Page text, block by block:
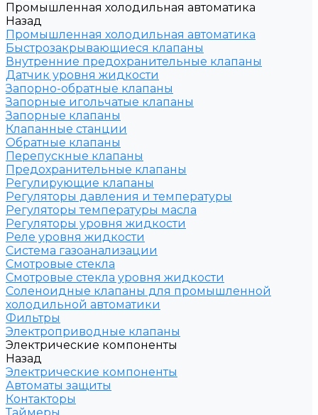
Промышленная холодильная автоматика
Назад
Промышленная холодильная автоматика
Быстрозакрывающиеся клапаны
Внутренние предохранительные клапаны
Датчик уровня жидкости
Запорно-обратные клапаны
Запорные игольчатые клапаны
Запорные клапаны
Клапанные станции
Обратные клапаны
Перепускные клапаны
Предохранительные клапаны
Регулирующие клапаны
Регуляторы давления и температуры
Регуляторы температуры масла
Регуляторы уровня жидкости
Реле уровня жидкости
Система газоанализации
Смотровые стекла
Смотровые стекла уровня жидкости
Соленоидные клапаны для промышленной
холодильной автоматики
Фильтры
Электроприводные клапаны
Электрические компоненты
Назад
Электрические компоненты
Автоматы защиты
Контакторы